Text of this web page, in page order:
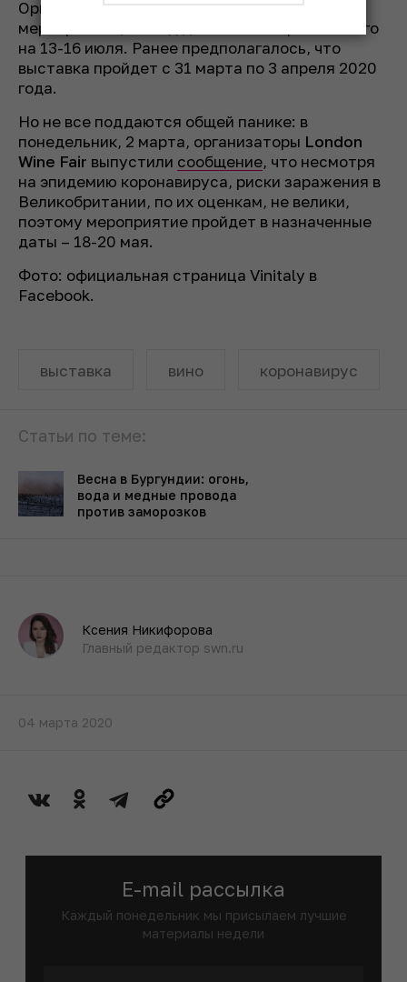
Организаторы не собирались отменять
мероприятие, но под давлением перенесли его
на 13-16 июля. Ранее предполагалось, что
выставка пройдет с 31 марта по 3 апреля 2020
года.
Но не все поддаются общей панике: в
понедельник, 2 марта, организаторы London
Wine Fair выпустили сообщение, что несмотря
на эпидемию коронавируса, риски заражения в
Великобритании, по их оценкам, не велики,
поэтому мероприятие пройдет в назначенные
даты – 18-20 мая.
Фото: официальная страница Vinitaly в
Facebook.
выставка вино коронавирус
Статьи по теме:
Весна в Бургундии: огонь,
вода и медные провода
против заморозков
Ксения Никифорова
Главный редактор swn.ru
04 марта 2020
E-mail рассылка
Каждый понедельник мы присылаем лучшие
материалы недели